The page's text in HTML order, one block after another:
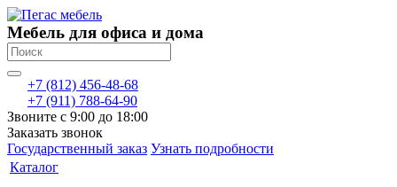
Мебель для офиса и дома
+7 (812) 456-48-68
+7 (911) 788-64-90
Звоните с 9:00 до 18:00
Заказать звонок
Государственный заказ Узнать подробности
Каталог